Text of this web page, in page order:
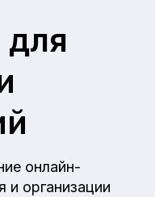
онлайн-
и организации